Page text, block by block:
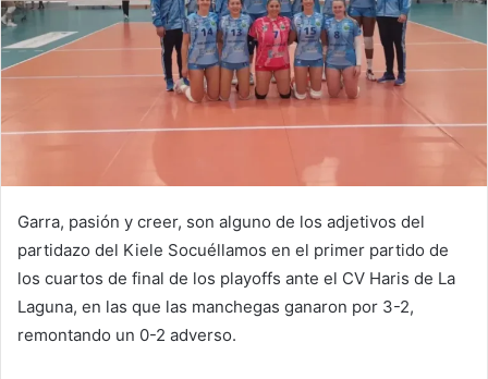
Garra, pasión y creer, son alguno de los adjetivos del
partidazo del Kiele Socuéllamos en el primer partido de
los cuartos de final de los playoffs ante el CV Haris de La
Laguna, en las que las manchegas ganaron por 3-2,
remontando un 0-2 adverso.